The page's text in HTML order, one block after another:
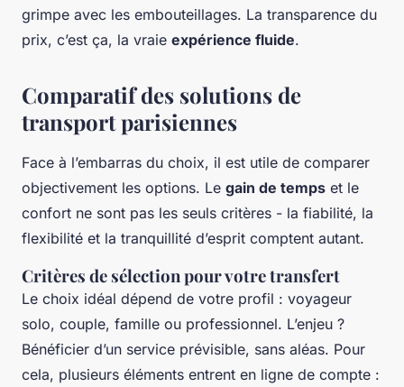
grimpe avec les embouteillages. La transparence du
prix, c’est ça, la vraie expérience fluide.
Comparatif des solutions de
transport parisiennes
Face à l’embarras du choix, il est utile de comparer
objectivement les options. Le gain de temps et le
confort ne sont pas les seuls critères - la fiabilité, la
flexibilité et la tranquillité d’esprit comptent autant.
Critères de sélection pour votre transfert
Le choix idéal dépend de votre profil : voyageur
solo, couple, famille ou professionnel. L’enjeu ?
Bénéficier d’un service prévisible, sans aléas. Pour
cela, plusieurs éléments entrent en ligne de compte :